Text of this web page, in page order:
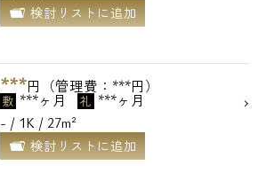
検討リストに追加
***円（管理費：***円）
敷 ***ヶ月 礼 ***ヶ月
- / 1K / 27m²
検討リストに追加